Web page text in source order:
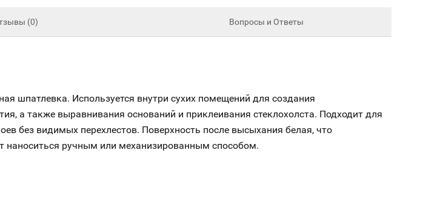
(0) Вопросы и Ответы
шпатлевка. Используется внутри сухих помещений для создания
а также выравнивания оснований и приклеивания стеклохолста. Подходит для
без видимых перехлестов. Поверхность после высыхания белая, что
ручным или механизированным способом.